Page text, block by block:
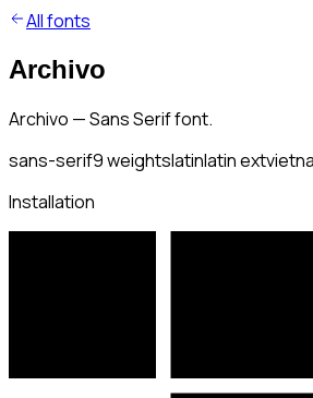
All fonts
Archivo
Archivo — Sans Serif font.
sans-serif9weightslatinlatin ext
Installation